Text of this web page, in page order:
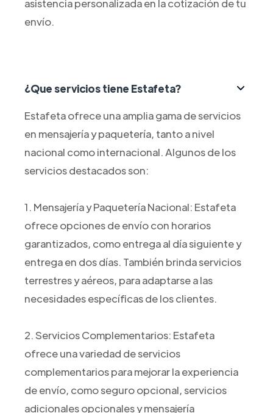
asistencia personalizada en la cotización de tu
envío.
¿Que servicios tiene Estafeta?
Estafeta ofrece una amplia gama de servicios
en mensajería y paquetería, tanto a nivel
nacional como internacional. Algunos de los
servicios destacados son:
1. Mensajería y Paquetería Nacional: Estafeta
ofrece opciones de envío con horarios
garantizados, como entrega al día siguiente y
entrega en dos días. También brinda servicios
terrestres y aéreos, para adaptarse a las
necesidades específicas de los clientes.
2. Servicios Complementarios: Estafeta
ofrece una variedad de servicios
complementarios para mejorar la experiencia
de envío, como seguro opcional, servicios
adicionales opcionales y mensajería